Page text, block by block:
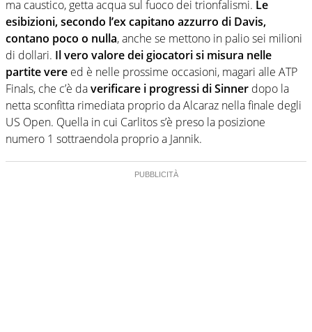
ma caustico, getta acqua sul fuoco dei trionfalismi. Le
esibizioni, secondo l’ex capitano azzurro di Davis,
contano poco o nulla, anche se mettono in palio sei milioni
di dollari. Il vero valore dei giocatori si misura nelle
partite vere ed è nelle prossime occasioni, magari alle ATP
Finals, che c’è daverificare i progressi di Sinner dopo la
netta sconfitta rimediata proprio da Alcaraz nella finale degli
US Open. Quella in cui Carlitos s’è preso la posizione
numero 1 sottraendola proprio a Jannik.